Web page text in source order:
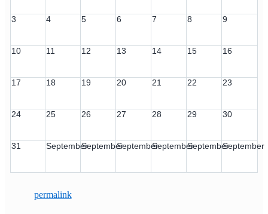
3 4 5 6 7 8 9
10 11 12 13 14 15 16
17 18 19 20 21 22 23
24 25 26 27 28 29 30
31 SeptemberSeptemberSeptemberSeptemberSeptemberSeptember
permalink